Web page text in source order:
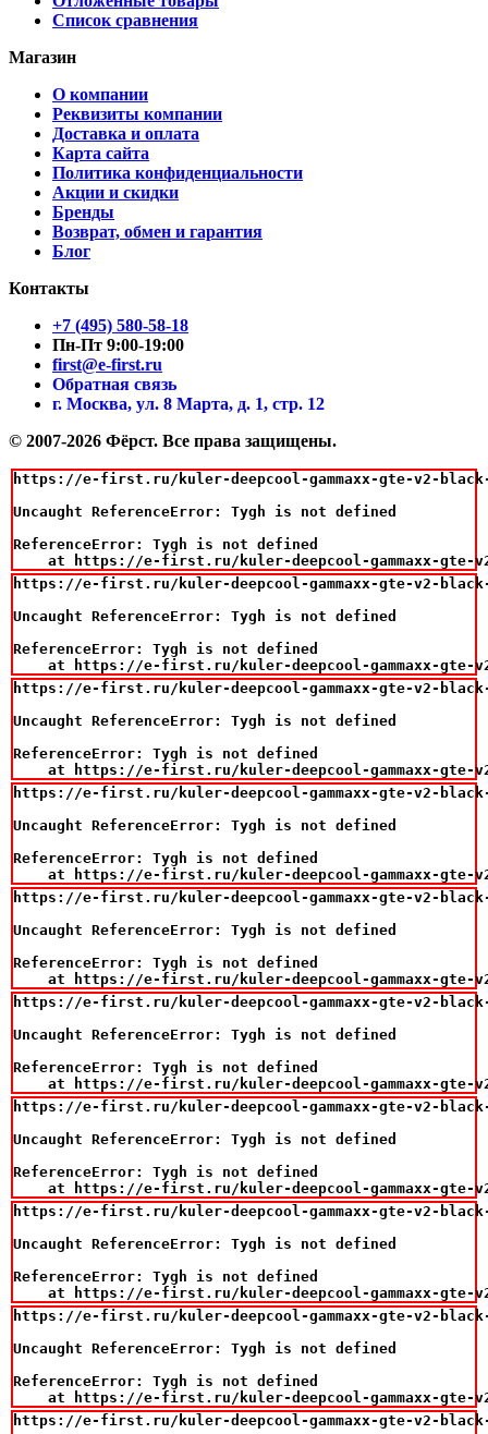
Список сравнения
Магазин
О компании
Реквизиты компании
Доставка и оплата
Карта сайта
Политика конфиденциальности
Акции и скидки
Бренды
Возврат, обмен и гарантия
Блог
Контакты
+7 (495) 580-58-18
Пн-Пт 9:00-19:00
first@e-first.ru
Обратная связь
г. Москва, ул. 8 Марта, д. 1, стр. 12
© 2007-2026 Фёрст. Все права защищены.
https://e-first.ru/kuler-deepcool-gammaxx-gte-v2-black-
Uncaught ReferenceError: Tygh is not defined
ReferenceError: Tygh is not defined
at https://e-first.ru/kuler-deepcool-gammaxx-
https://e-first.ru/kuler-deepcool-gammaxx-gte-v2-black-
Uncaught ReferenceError: Tygh is not defined
ReferenceError: Tygh is not defined
at https://e-first.ru/kuler-deepcool-gammaxx-
https://e-first.ru/kuler-deepcool-gammaxx-gte-v2-black-
Uncaught ReferenceError: Tygh is not defined
ReferenceError: Tygh is not defined
at https://e-first.ru/kuler-deepcool-gammaxx-
https://e-first.ru/kuler-deepcool-gammaxx-gte-v2-black-
Uncaught ReferenceError: Tygh is not defined
ReferenceError: Tygh is not defined
at https://e-first.ru/kuler-deepcool-gammaxx-
https://e-first.ru/kuler-deepcool-gammaxx-gte-v2-black-
Uncaught ReferenceError: Tygh is not defined
ReferenceError: Tygh is not defined
at https://e-first.ru/kuler-deepcool-gammaxx-
https://e-first.ru/kuler-deepcool-gammaxx-gte-v2-black-
Uncaught ReferenceError: Tygh is not defined
ReferenceError: Tygh is not defined
at https://e-first.ru/kuler-deepcool-gammaxx-
https://e-first.ru/kuler-deepcool-gammaxx-gte-v2-black-
Uncaught ReferenceError: Tygh is not defined
ReferenceError: Tygh is not defined
at https://e-first.ru/kuler-deepcool-gammaxx-
https://e-first.ru/kuler-deepcool-gammaxx-gte-v2-black-
Uncaught ReferenceError: Tygh is not defined
ReferenceError: Tygh is not defined
at https://e-first.ru/kuler-deepcool-gammaxx-
https://e-first.ru/kuler-deepcool-gammaxx-gte-v2-black-
Uncaught ReferenceError: Tygh is not defined
ReferenceError: Tygh is not defined
at https://e-first.ru/kuler-deepcool-gammaxx-
https://e-first.ru/kuler-deepcool-gammaxx-gte-v2-black-